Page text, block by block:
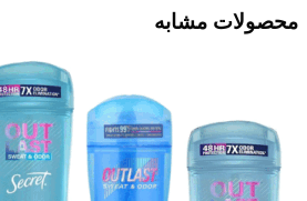
محصولات مشابه